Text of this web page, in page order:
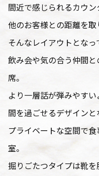
間近で感じられるカウン
他のお客様との距離を取
そんなレイアウトとなっ
飲み会や気の合う仲間
席。
より一層話が弾みやす
間を過ごせるデザインと
プライベートな空間で
室。
掘りごたつタイプは靴を